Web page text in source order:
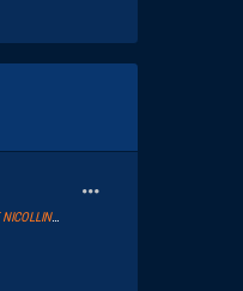
JULIEN LAPORTE: “EN RESTANT, LA FAMILLE NICOLLIN A RAMENÉ UN ÉLAN AU CLUB.”